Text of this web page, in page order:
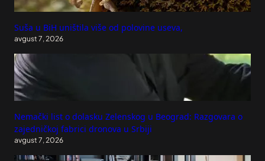
Suša u BiH uništila više od polovine useva,
avgust 7, 2026
Nemački list o dolasku Zelenskog u Beograd: Razgovara o
zajedničkoj fabrici dronova u Srbiji
avgust 7, 2026